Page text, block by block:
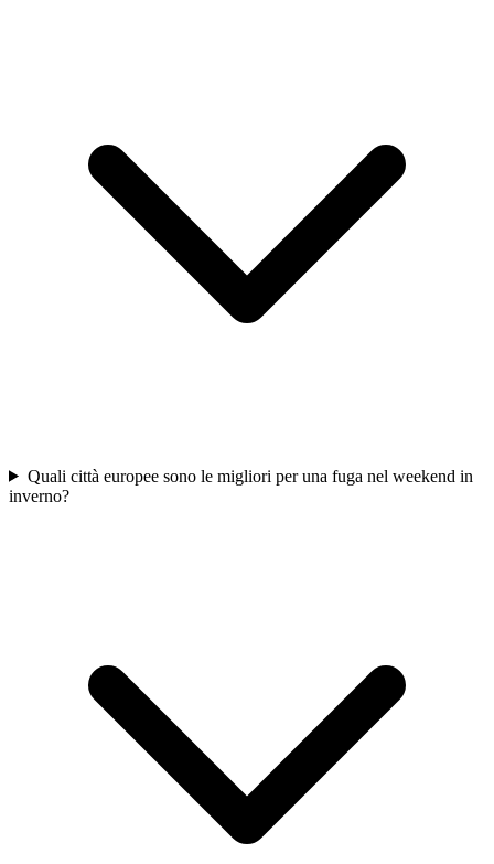
Quali città europee sono le migliori per una fuga nel weekend in
inverno?